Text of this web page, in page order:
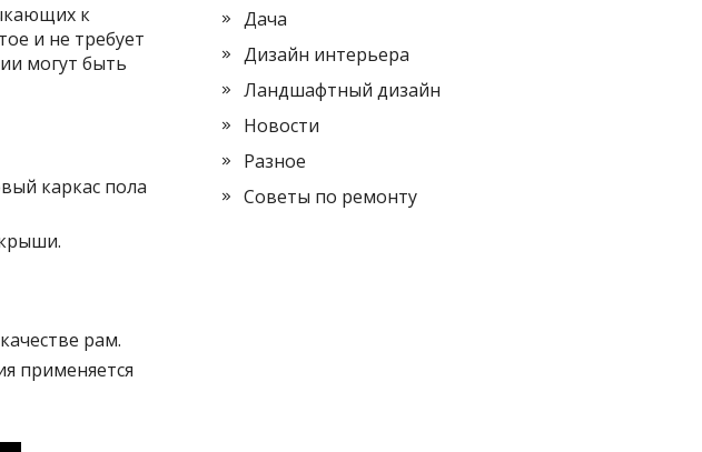
к
и не требует
могут быть
каркас пола
рам.
применяется
Дача
Дизайн интерьера
Ландшафтный дизайн
Новости
Разное
Советы по ремонту